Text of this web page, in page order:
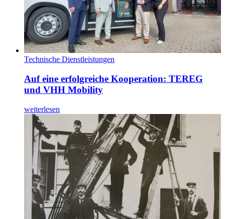
Technische Dienstleistungen
Auf eine erfolgreiche Kooperation: TEREG
und VHH Mobility
weiterlesen